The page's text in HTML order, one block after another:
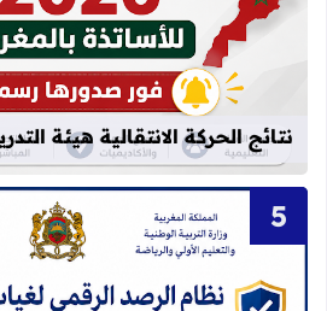
قراءة
نتائج الحركة الانتقالية هيئة